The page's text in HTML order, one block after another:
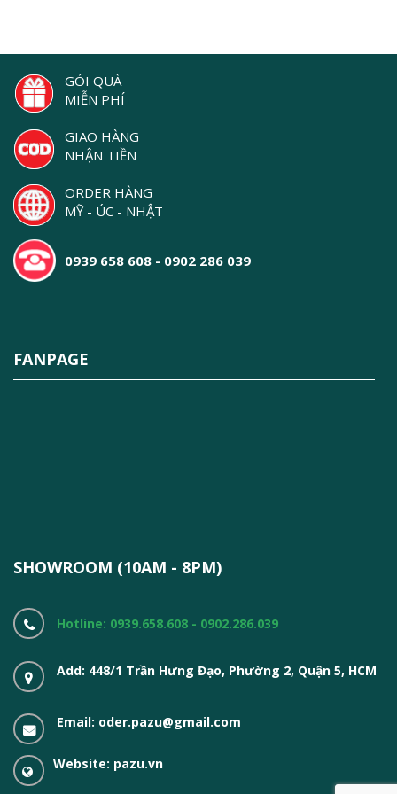
GÓI QUÀ
MIỄN PHÍ
GIAO HÀNG
NHẬN TIỀN
ORDER HÀNG
MỸ - ÚC - NHẬT
0939 658 608 - 0902 286 039
FANPAGE
SHOWROOM (10AM - 8PM)
Hotline: 0939.658.608 - 0902.286.039
Add: 448/1 Trần Hưng Đạo, Phường 2, Quận 5, HCM
Email: oder.pazu@gmail.com
Website: pazu.vn